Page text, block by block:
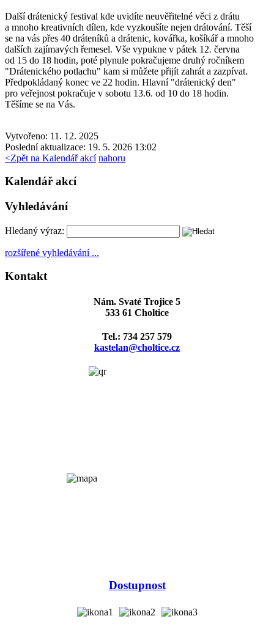
Další drátenický festival kde uvidíte neuvěřitelné věci z drátu
a mnoho kreativních dílen, kde vyzkoušíte nejen drátování. Těší
se na vás přes 40 dráteníků a drátenic, kovářka, košíkář a mnoho
dalších zajímavých řemesel. Vše vypukne v pátek 12. června
od 15 do 18 hodin, poté plynule pokračujeme druhý ročníkem
"Drátenického potlachu" kam si můžete přijít zahrát a zazpívat.
Předpokládaný konec ve 22 hodin. Hlavní "drátenický den"
pro veřejnost pokračuje v sobotu 13.6. od 10 do 18 hodin.
Těšíme se na Vás.
Vytvořeno: 11. 12. 2025
Poslední aktualizace: 19. 5. 2026 13:02
<Zpět na Kalendář akcí nahoru
Kalendář akcí
Vyhledávání
Hledaný výraz:
rozšířené vyhledávání ...
Kontakt
Nám. Svaté Trojice 5
533 61 Choltice
Tel.: 734 257 579
kastelan@choltice.cz
Dostupnost